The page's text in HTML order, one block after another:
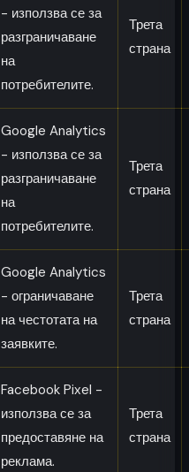
- използва се за
разграничаване
на
потребителите.
Трета
страна
Google Analytics
- използва се за
разграничаване
на
потребителите.
Трета
страна
Google Analytics
- ограничаване
на честотата на
заявките.
Трета
страна
Facebook Pixel -
използва се за
предоставяне на
реклама.
Трета
страна